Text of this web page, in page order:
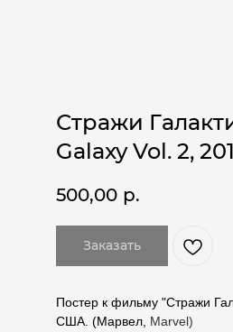
Стражи
Galaxy Vol. 2,
500,00 р.
Заказать
Постер к фильму "Стражи
США. (Марвел, Marvel)